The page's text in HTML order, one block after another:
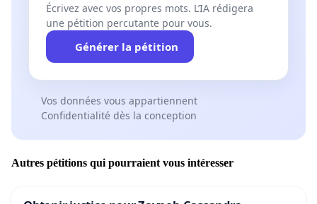
Écrivez avec vos propres mots. L’IA rédigera
une pétition percutante pour vous.
Générer la pétition
Vos données vous appartiennent
Confidentialité dès la conception
Autres pétitions qui pourraient vous intéresser